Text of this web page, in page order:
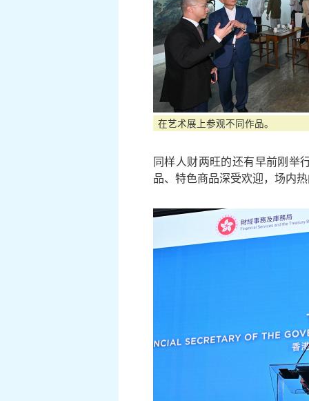
在艺术展上参观不同作品。
同样人财两旺的还有早前刚举
品、特色商品深受欢迎，场内